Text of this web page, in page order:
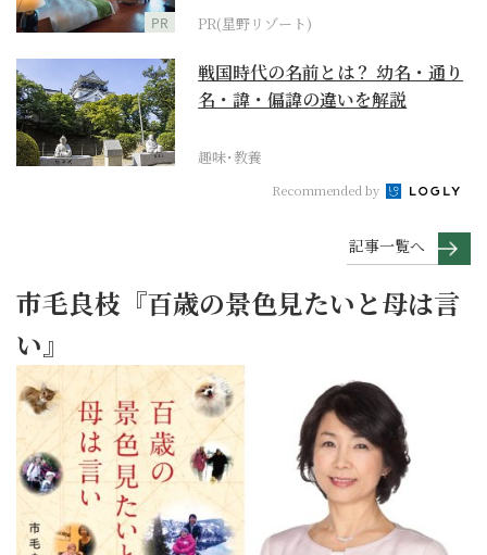
PR PR(星野リゾート)
戦国時代の名前とは？ 幼名・通り
名・諱・偏諱の違いを解説
趣味･教養
Recommended by
記事一覧へ
市毛良枝『百歳の景色見たいと母は言
い』